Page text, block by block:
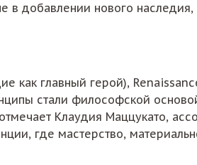
в добавлении нового наследия,
как главный герой),
стали философской
Клаудия Маццукато,
где мастерство,